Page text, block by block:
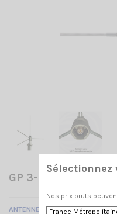
GP 3-E SIRIO
ANTENNE FIXE VHF
Sélectionnez
Nos prix bruts